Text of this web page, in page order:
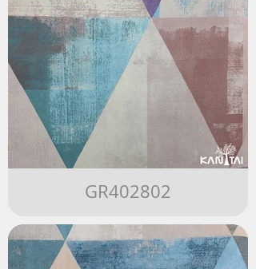
GR402802